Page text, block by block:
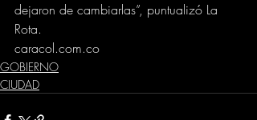
dejaron de cambiarlas”, puntualizó La
Rota.
caracol.com.co
GOBIERNO
CIUDAD